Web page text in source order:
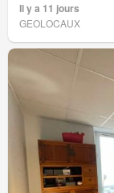
Il y a 11 jours
GEOLOCAUX